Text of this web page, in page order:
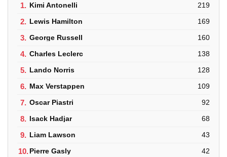
1. Kimi Antonelli 219
2. Lewis Hamilton 169
3. George Russell 160
4. Charles Leclerc 138
5. Lando Norris 128
6. Max Verstappen 109
7. Oscar Piastri 92
8. Isack Hadjar 68
9. Liam Lawson 43
10.Pierre Gasly 42